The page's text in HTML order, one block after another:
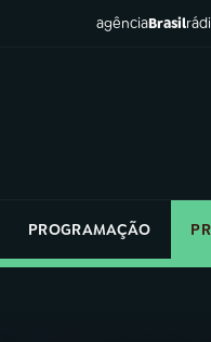
agênciaBrasil
PROGRAMAÇÃO